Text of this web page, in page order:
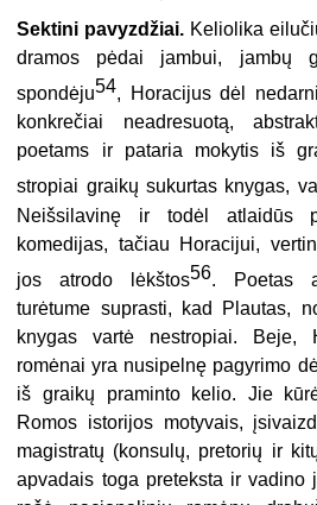
Sektini pavyzdžiai. Keliolika
dramos pėdai jambui, jambų
spondėju54, Horacijus dėl
konkrečiai neadresuotą,
poetams ir pataria mokytis iš
stropiai graikų sukurtas knygas,
Neišsilavinę ir todėl atlaidūs
komedijas, tačiau Horacijui,
jos atrodo lėkštos56. Poetas
turėtume suprasti, kad Plautas,
knygas vartė nestropiai. Beje,
romėnai yra nusipelnę pagyrimo
iš graikų praminto kelio. Jie
Romos istorijos motyvais,
magistratų (konsulų, pretorių ir
apvadais toga preteksta ir vadino